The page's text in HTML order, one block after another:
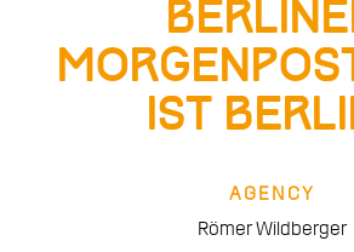
ist
AGENCY
Römer Wildberger